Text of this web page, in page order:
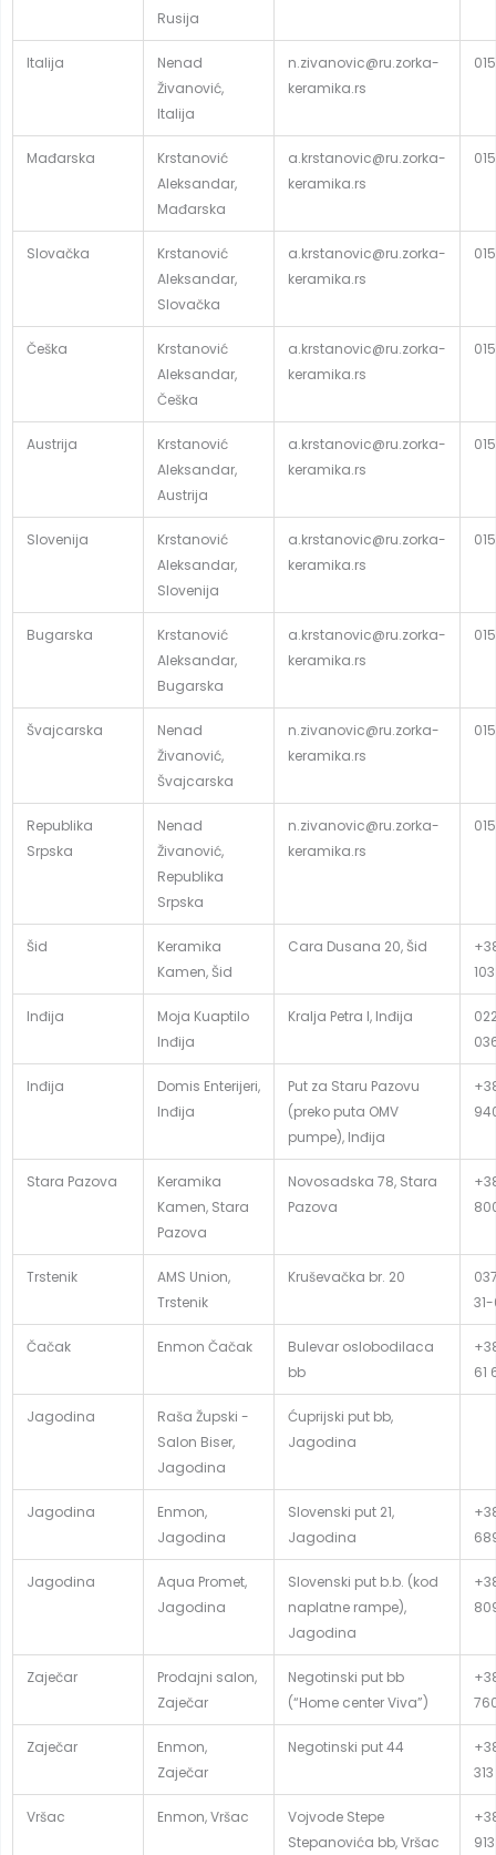
Rusija
Italija
Nenad
Živanović,
Italija
n.zivanovic@ru.zorka-
keramika.rs
Mađarska
Krstanović
Aleksandar,
Mađarska
a.krstanovic@ru.zorka-
keramika.rs
Slovačka
Krstanović
Aleksandar,
Slovačka
a.krstanovic@ru.zorka-
keramika.rs
Češka
Krstanović
Aleksandar,
Češka
a.krstanovic@ru.zorka-
keramika.rs
Austrija
Krstanović
Aleksandar,
Austrija
a.krstanovic@ru.zorka-
keramika.rs
Slovenija
Krstanović
Aleksandar,
Slovenija
a.krstanovic@ru.zorka-
keramika.rs
Bugarska
Krstanović
Aleksandar,
Bugarska
a.krstanovic@ru.zorka-
keramika.rs
Švajcarska
Nenad
Živanović,
Švajcarska
n.zivanovic@ru.zorka-
keramika.rs
Republika
Srpska
Nenad
Živanović,
Republika
Srpska
n.zivanovic@ru.zorka-
keramika.rs
Šid
Keramika
Kamen, Šid
Cara Dusana 20, Šid
103
Inđija
Moja Kuaptilo
Inđija
Kralja Petra I, Inđija
Inđija
Domis Enterijeri,
Inđija
Put za Staru Pazovu
(preko puta OMV
pumpe), Inđija
Stara Pazova
Keramika
Kamen, Stara
Pazova
Novosadska 78, Stara
Pazova
Trstenik
AMS Union,
Trstenik
Kruševačka br. 20
Čačak Enmon Čačak
Bulevar oslobodilaca
bb
61
Jagodina
Raša Župski -
Salon Biser,
Jagodina
Ćuprijski put bb,
Jagodina
Jagodina
Enmon,
Jagodina
Slovenski put 21,
Jagodina
Jagodina
Aqua Promet,
Jagodina
Slovenski put b.b. (kod
naplatne rampe),
Jagodina
Zaječar
Prodajni salon,
Zaječar
Negotinski put bb
(“Home center Viva”)
Zaječar
Enmon,
Zaječar
Negotinski put 44
313
Vršac Enmon, Vršac
Vojvode Stepe
Stepanovića bb, Vršac
913